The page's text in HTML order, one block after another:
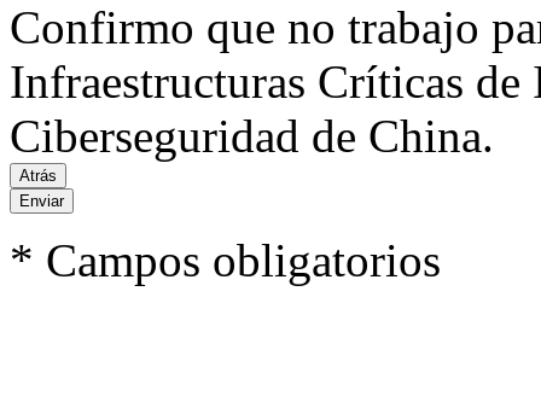
Confirmo que no trabajo
Infraestructuras Críticas
Ciberseguridad de China.
Enviar
* Campos obligatorios